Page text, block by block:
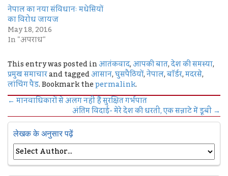
नेपाल का नया संविधानः मधेसियों
का विरोध जायज
May 18, 2016
In "अपराध"
This entry was posted inआतंकवाद,आपकी बात,देश की समस्या,
प्रमुख समाचारand taggedआसान,घुसपैठियों,नेपाल,बॉर्डर,मदरसे,
लांचिंग पैड. Bookmark thepermalink.
←मानवाधिकारों से अलग नहीं हैं सुरक्षित गर्भपात
अंतिम विदाई- मेरे देश की धरती, एक सन्नाटे में डूबी→
लेखक के अनुसार पढ़ें